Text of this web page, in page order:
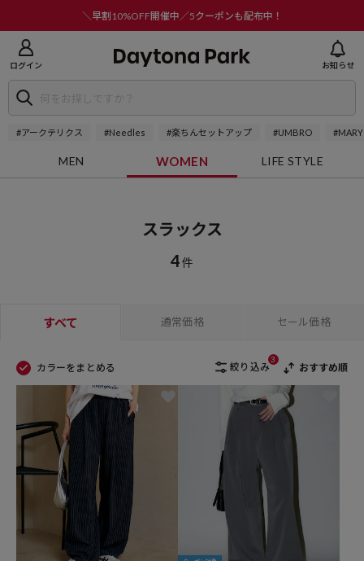
＼早割10%OFF開催中／5クーポンも配布中！
ログイン お知らせ
#アークテリクス #Needles #楽ちんセットアップ #UMBRO
MEN WOMEN LIFE STYLE
スラックス
4件
すべて 通常価格 セール価格
カラーをまとめる 絞り込み
3
おすすめ順